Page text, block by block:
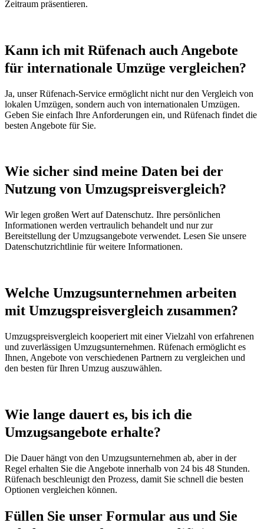
Zeitraum präsentieren.
Kann ich mit Rüfenach auch Angebote
für internationale Umzüge vergleichen?
Ja, unser Rüfenach-Service ermöglicht nicht nur den Vergleich von
lokalen Umzügen, sondern auch von internationalen Umzügen.
Geben Sie einfach Ihre Anforderungen ein, und Rüfenach findet die
besten Angebote für Sie.
Wie sicher sind meine Daten bei der
Nutzung von Umzugspreisvergleich?
Wir legen großen Wert auf Datenschutz. Ihre persönlichen
Informationen werden vertraulich behandelt und nur zur
Bereitstellung der Umzugsangebote verwendet. Lesen Sie unsere
Datenschutzrichtlinie für weitere Informationen.
Welche Umzugsunternehmen arbeiten
mit Umzugspreisvergleich zusammen?
Umzugspreisvergleich kooperiert mit einer Vielzahl von erfahrenen
und zuverlässigen Umzugsunternehmen. Rüfenach ermöglicht es
Ihnen, Angebote von verschiedenen Partnern zu vergleichen und
den besten für Ihren Umzug auszuwählen.
Wie lange dauert es, bis ich die
Umzugsangebote erhalte?
Die Dauer hängt von den Umzugsunternehmen ab, aber in der
Regel erhalten Sie die Angebote innerhalb von 24 bis 48 Stunden.
Rüfenach beschleunigt den Prozess, damit Sie schnell die besten
Optionen vergleichen können.
Füllen Sie unser Formular aus und Sie